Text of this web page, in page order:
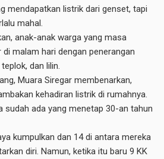
mendapatkan listrik dari genset, tapi
mahal.
anak-anak warga yang masa
malam hari dengan penerangan
dan lilin.
Muara Siregar membenarkan,
kehadiran listrik di rumahnya.
sudah ada yang menetap 30-an tahun
kumpulkan dan 14 di antara mereka
diri. Namun, ketika itu baru 9 KK